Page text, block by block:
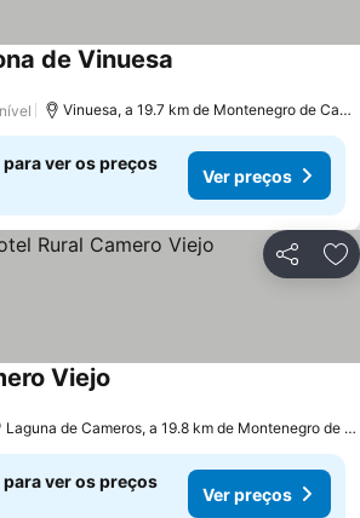
de Vinuesa
Vinuesa, a 19.7 km de Montenegro de
ver os preços
Ver preços
Partilhar
Viejo
Laguna de Cameros, a 19.8 km de Montenegro de
ver os preços
Ver preços